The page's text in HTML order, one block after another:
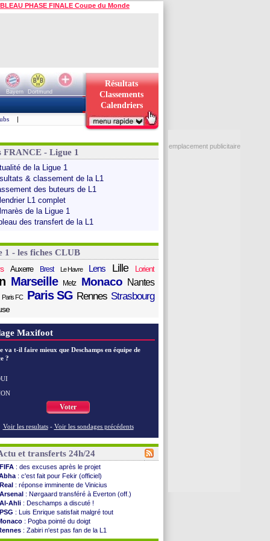
PHASE FINALE Coupe du Monde
Bayern
Dortmund
Résultats
Classements
Calendriers
|
FRANCE - Ligue 1
de la Ligue 1
& classement de la L1
des buteurs de L1
L1 complet
de la Ligue 1
des transfert de la L1
1 - les fiches CLUB
Auxerre Brest Le Havre Lens Lille Lorient
Marseille Metz Monaco Nantes
Paris FC Paris SG Rennes Strasbourg
Maxifoot
va t-il faire mieux que Deschamps en équipe de
?
Voter
Voir les resultats - Voir les sondages précédents
et transferts 24h/24
FIFA : des excuses après le projet
: c'est fait pour Fekir (officiel)
Real : réponse imminente de Vinicius
Arsenal : Nørgaard transféré à Everton (off.)
Al-Ahli : Deschamps a discuté !
PSG : Luis Enrique satisfait malgré tout
: Pogba pointé du doigt
: Zabiri n'est pas fan de la L1
: une offre de Fulham pour Aït Boudlal
emplacement publicitaire